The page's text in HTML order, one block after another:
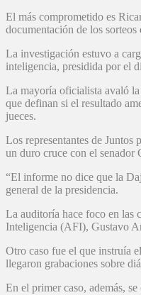
El más comprometido es
documentación de los
La investigación estuvo a
inteligencia, presidida por el
La mayoría oficialista avaló la
que definan si el resultado
jueces.
Los representantes de
un duro cruce con el senador
“El informe no dice que la
general de la presidencia.
La auditoría hace foco en las
Inteligencia (AFI), Gustavo
Otro caso fue el que instruía
llegaron grabaciones sobre
En el primer caso, además,